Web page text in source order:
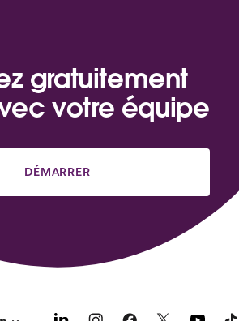
gratuitement
votre équipe
DÉMARRER